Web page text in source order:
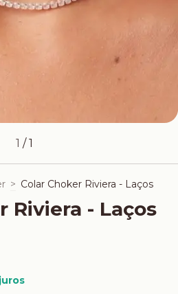
1 /1
> Colar Choker Riviera - Laços
Riviera - Laços